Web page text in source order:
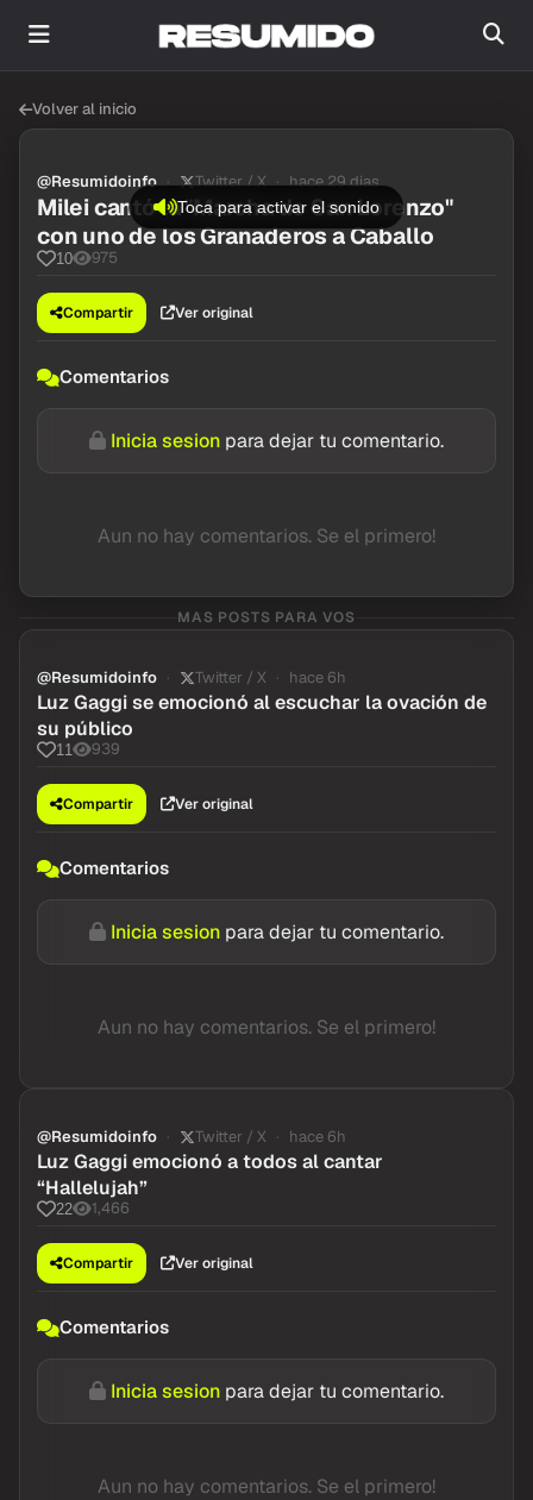
Volver al inicio
Toca para activar el sonido
@Resumidoinfo Twitter / X hace 29 dias
Milei cantó la "Marcha de San Lorenzo"
con uno de los Granaderos a Caballo
10 975
Compartir Ver original
Comentarios
Inicia sesion para dejar tu comentario.
Aun no hay comentarios. Se el primero!
MAS POSTS PARA VOS
@Resumidoinfo Twitter / X hace 6h
Luz Gaggi se emocionó al escuchar la ovación de
su público
11 939
Compartir Ver original
Comentarios
Inicia sesion para dejar tu comentario.
Aun no hay comentarios. Se el primero!
@Resumidoinfo Twitter / X hace 6h
Luz Gaggi emocionó a todos al cantar
“Hallelujah”
22 1,466
Compartir Ver original
Comentarios
Inicia sesion para dejar tu comentario.
Aun no hay comentarios. Se el primero!